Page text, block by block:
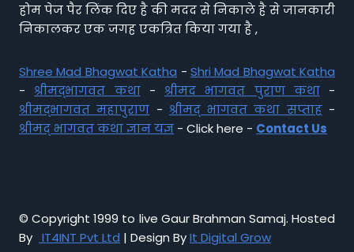
होम पेज पैर लिंक दिए है की मदद से निकाले है से जानकारी
निकालकर एक जगह एकत्रित किया गया है ,
Shree Mad Bhagwat Katha - Shri Mad Bhagwat Katha
- श्रीमद्भागवत कथा- श्रीमद भागवत पुराण कथा-
श्रीमद्भागवत महापुराण - श्रीमद् भागवत कथा सप्ताह-
श्रीमद् भागवत कथा ज्ञान यज्ञ - Click here - Contact Us
© Copyright 1999 to live Gaur Brahman Samaj. Hosted
By IT4INT Pvt Ltd | Design ByIt Digital Grow